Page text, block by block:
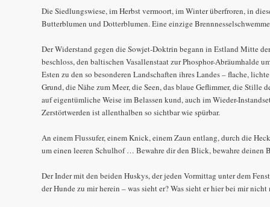
Die Siedlungswiese, im Herbst vermoort, im Winter überfroren, in
Butterblumen und Dotterblumen. Eine einzige
Der Widerstand gegen die Sowjet-Doktrin begann in Estland Mitte
beschloss, den baltischen Vasallenstaat zur Phosphor-Abräumhalde
Esten zu den so besonderen Landschaften ihres Landes – flache,
Grund, die Nähe zum Meer, die Seen, das blaue Geflimmer, die Stille
auf eigentümliche Weise im Belassen kund, auch im Wieder-
Zerstörtwerden ist allenthalben so sichtbar wie spürbar.
An einem Flussufer, einem Knick, einem Zaun entlang, durch die
um einen leeren Schulhof … Bewahre dir den Blick, bewahre deinen
Der Inder mit den beiden Huskys, der jeden Vormittag unter dem
der Hunde zu mir herein – was sieht er? Was sieht er hier bei mir